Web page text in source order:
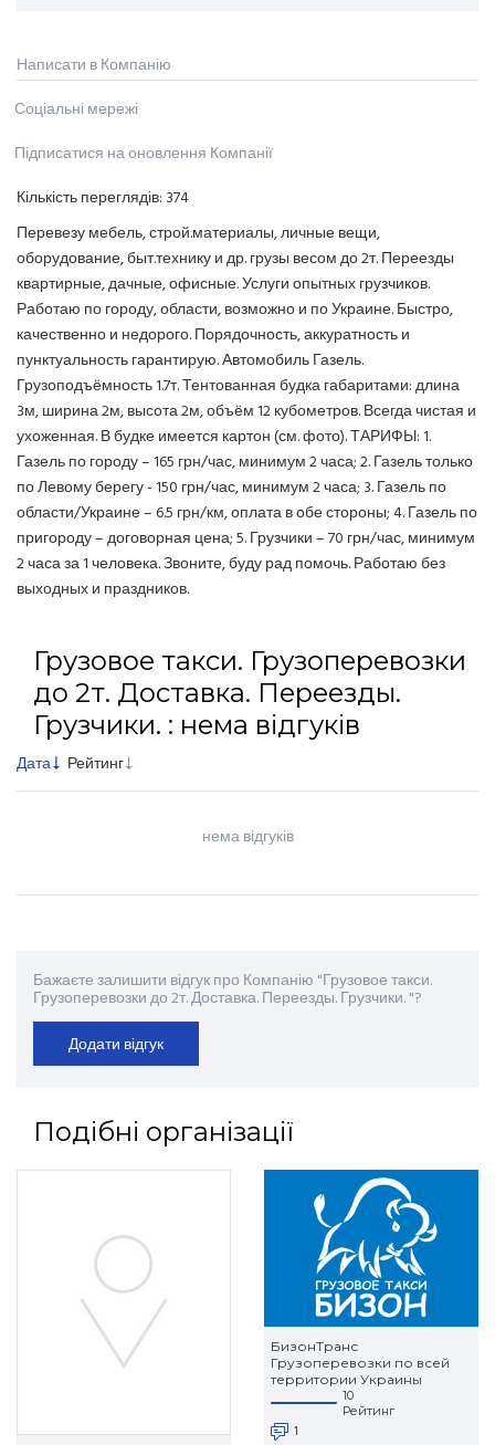
Написати в Компанію
Соціальні мережі
Підписатися на оновлення Компанії
Кількість переглядів: 374
Перевезу мебель, строй.материалы, личные вещи,
оборудование, быт.технику и др. грузы весом до 2т. Переезды
квартирные, дачные, офисные. Услуги опытных грузчиков.
Работаю по городу, области, возможно и по Украине. Быстро,
качественно и недорого. Порядочность, аккуратность и
пунктуальность гарантирую. Автомобиль Газель.
Грузоподъёмность 1.7т. Тентованная будка габаритами: длина
3м, ширина 2м, высота 2м, объём 12 кубометров. Всегда чистая и
ухоженная. В будке имеется картон (см. фото). ТАРИФЫ: 1.
Газель по городу – 165 грн/час, минимум 2 часа; 2. Газель только
по Левому берегу - 150 грн/час, минимум 2 часа; 3. Газель по
области/Украине – 6.5 грн/км, оплата в обе стороны; 4. Газель по
пригороду – договорная цена; 5. Грузчики – 70 грн/час, минимум
2 часа за 1 человека. Звоните, буду рад помочь. Работаю без
выходных и праздников.
Грузовое такси. Грузоперевозки
до 2т. Доставка. Переезды.
Грузчики. : нема відгуків
Дата Рейтинг
нема відгуків
Бажаєте залишити відгук про Компанію "Грузовое такси.
Грузоперевозки до 2т. Доставка. Переезды. Грузчики. "?
Додати відгук
Подібні організації
БизонТранс
Грузоперевозки по всей
территории Украины
10
Рейтинг
1